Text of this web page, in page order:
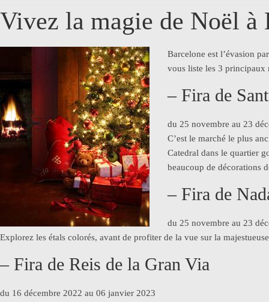
Vivez la magie de Noël à
Barcelone est l’évasion
vous liste les 3 principaux
– Fira de
du 25 novembre au 23
C’est le marché le plus
Catedral dans le quartier
beaucoup de décorations
– Fira de
du 25 novembre au 23
Explorez les étals colorés, avant de profiter de la vue sur la
– Fira de Reis de la Gran Via
du 16 décembre 2022 au 06 janvier 2023